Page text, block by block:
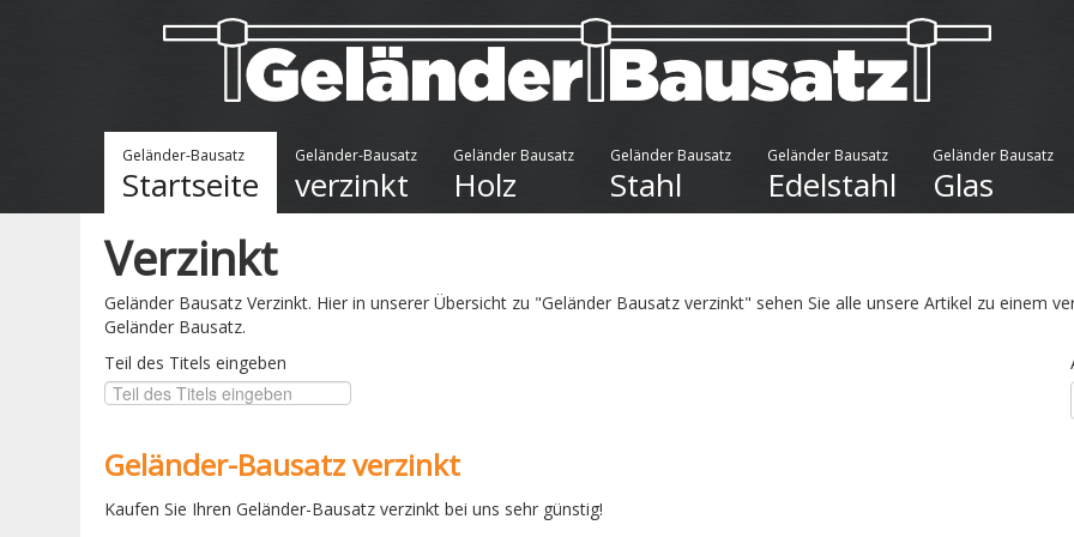
Geländer-Bausatz
Startseite
Geländer-Bausatz
verzinkt
Geländer Bausatz
Holz
Geländer Bausatz
Stahl
Geländer Bausatz
Edelstahl
Geländer Bausatz
Glas
Verzinkt
Geländer Bausatz Verzinkt. Hier in unserer Übersicht zu "Geländer Bausatz verzinkt" sehen Sie alle unsere Artikel zu einem
Geländer Bausatz.
Teil des Titels eingeben
Geländer-Bausatz verzinkt
Kaufen Sie Ihren Geländer-Bausatz verzinkt bei uns sehr günstig!